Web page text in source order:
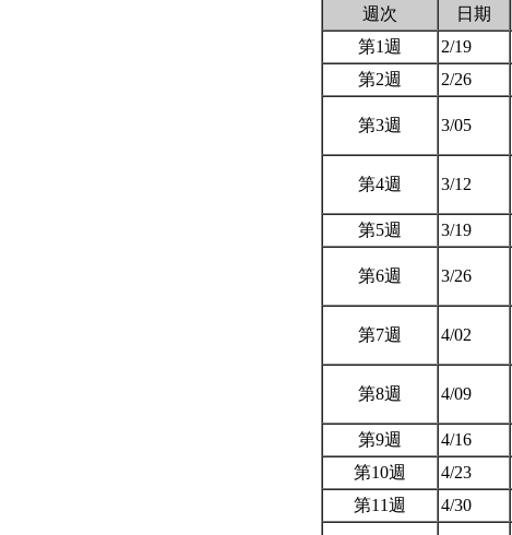
週次
日期
第1週
2/19
第2週
2/26
第3週 3/05
第4週 3/12
第5週
3/19
第6週 3/26
第7週 4/02
第8週 4/09
第9週
4/16
第10週
4/23
第11週
4/30